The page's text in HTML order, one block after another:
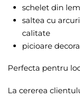
schelet din
saltea cu
calitate
picioare
Perfecta pentru
La cererea